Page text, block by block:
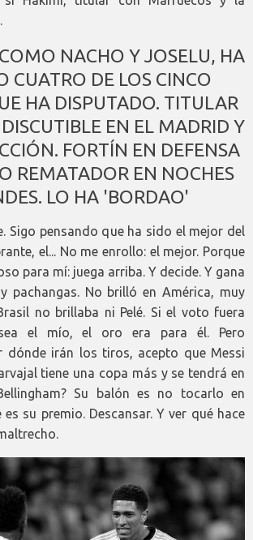
NACHO Y JOSELU, HA
CUATRO DE LOS CINCO
HA DISPUTADO. TITULAR
EN EL MADRID Y
FORTÍN EN DEFENSA
REMATADOR EN NOCHES
LO HA 'BORDAO'
Sigo pensando que ha sido el mejor del
el... No me enrollo: el mejor. Porque
para mí: juega arriba. Y decide. Y gana
pachangas. No brilló en América, muy
no brillaba ni Pelé. Si el voto fuera
el mío, el oro era para él. Pero
dónde irán los tiros, acepto que Messi
tiene una copa más y se tendrá en
Su balón es no tocarlo en
su premio. Descansar. Y ver qué hace